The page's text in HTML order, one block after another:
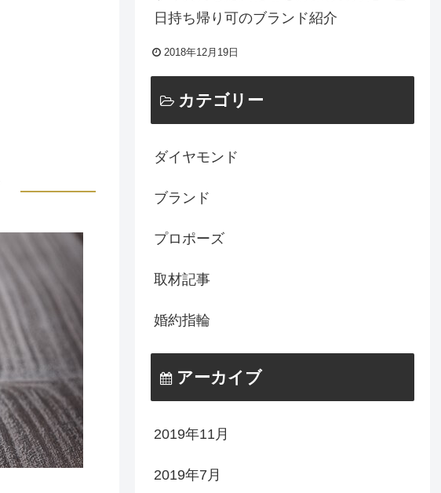
日持ち帰り可のブランド紹介
2018年12月19日
カテゴリー
ダイヤモンド
ブランド
プロポーズ
取材記事
婚約指輪
アーカイブ
2019年11月
2019年7月